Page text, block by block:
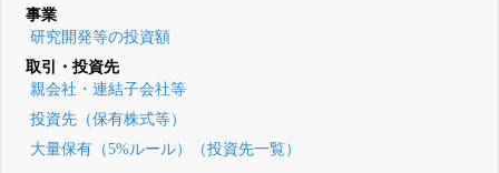
事業
研究開発等の投資額
取引・投資先
親会社・連結子会社等
投資先（保有株式等）
大量保有（5%ルール）（投資先一覧）